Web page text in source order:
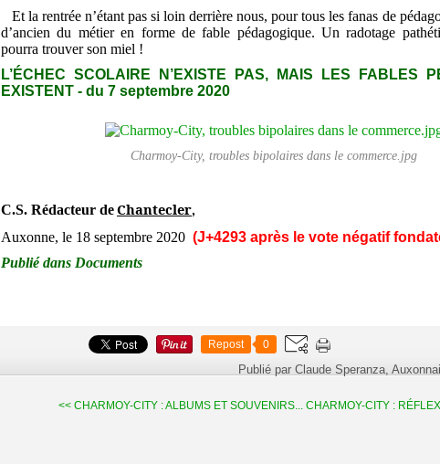
Et la rentrée n’étant pas si loin derrière nous, pour tous les fanas de
d’ancien du métier en forme de fable pédagogique. Un radotage
pourra trouver son miel !
L’ÉCHEC SCOLAIRE N’EXISTE PAS, MAIS LES FABLES
EXISTENT - du 7 septembre 2020
Charmoy-City, troubles bipolaires dans le commerce.jpg
C.S. Rédacteur deChantecler,
Auxonne, le 18 septembre 2020 (J+4293 après le vote négatif
Publié dans Documents
Repost 0
Publié par Claude Speranza,
<< CHARMOY-CITY : ALBUMS ET SOUVENIRS... CHARMOY-CITY :